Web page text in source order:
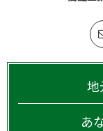
地
あ